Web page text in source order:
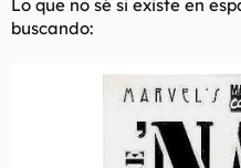
Lo que no sé si existe en
buscando: